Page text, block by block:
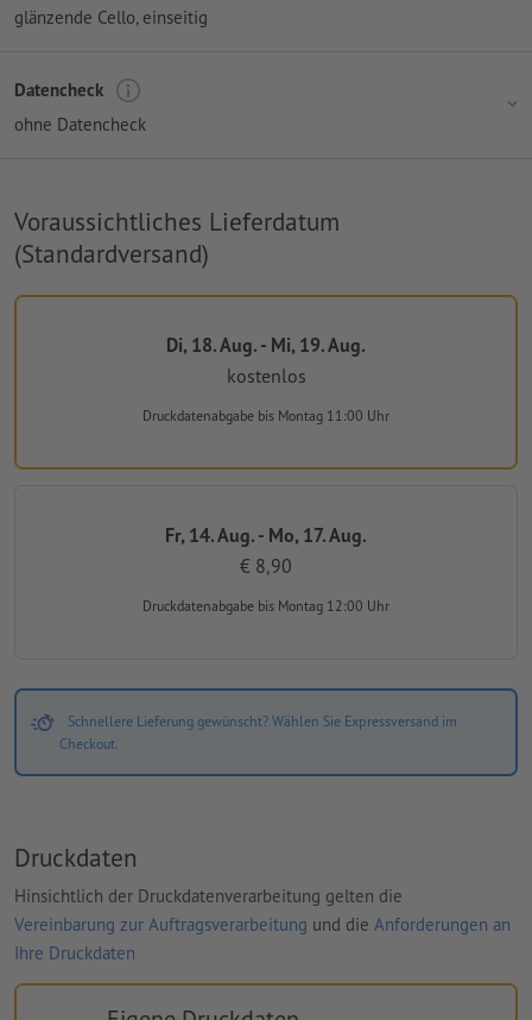
glänzende Cello, einseitig
Datencheck
ohne Datencheck
Voraussichtliches Lieferdatum
(Standardversand)
Di, 18. Aug. - Mi, 19. Aug.
kostenlos
Druckdatenabgabe bis Montag 11:00 Uhr
Fr, 14. Aug. - Mo, 17. Aug.
€ 8,90
Druckdatenabgabe bis Montag 12:00 Uhr
Schnellere Lieferung gewünscht? Wählen Sie Expressversand im
Checkout.
Druckdaten
Hinsichtlich der Druckdatenverarbeitung gelten die
Vereinbarung zur Auftragsverarbeitung und die Anforderungen an
Ihre Druckdaten